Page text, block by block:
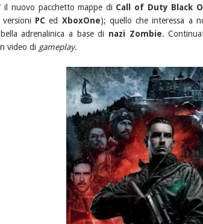
il nuovo pacchetto mappe di Call of Duty Black
PCed XboxOne); quello che interessa a
adrenalinica a base di nazi Zombie.
video di gameplay.